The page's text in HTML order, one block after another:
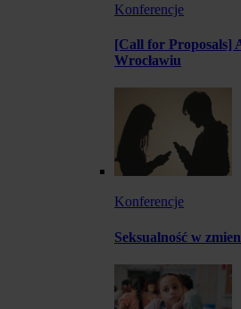
Konferencje
[Call for Proposals]
Wrocławiu
Konferencje
Seksualność w